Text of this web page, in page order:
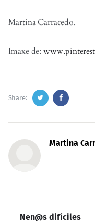
Martina Carracedo.
Imaxe de:
Share:
Martina
Nen@s difíciles